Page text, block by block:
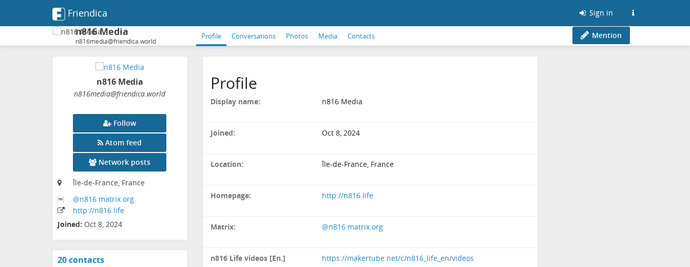
Friendica Sign in
n816 Media
n816media@friendica.world
Profile Conversations Photos Media Contacts Mention
n816 Media
n816media@friendica.world
Follow
Atom feed
Network posts
Île-de-France, France
@n816:matrix.org
http://n816.life
Joined: Oct 8, 2024
20 contactsView
Profile
Display name: n816 Media
Joined: Oct 8, 2024
Location: Île-de-France, France
Homepage: http://n816.life
Matrix: @n816:matrix.org
n816 Life videos [En.] https://makertube.net/c/n816_life_en/videos